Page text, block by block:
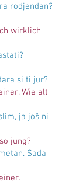
rodjendan?
wirklich
si ti jur?
Wie alt
ja još ni
jung?
Sada